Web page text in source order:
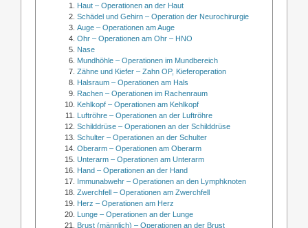
Haut – Operationen an der Haut
Schädel und Gehirn – Operation der Neurochirurgie
Auge – Operationen am Auge
Ohr – Operationen am Ohr – HNO
Nase
Mundhöhle – Operationen im Mundbereich
Zähne und Kiefer – Zahn OP, Kieferoperation
Halsraum – Operationen am Hals
Rachen – Operationen im Rachenraum
Kehlkopf – Operationen am Kehlkopf
Luftröhre – Operationen an der Luftröhre
Schilddrüse – Operationen an der Schilddrüse
Schulter – Operationen an der Schulter
Oberarm – Operationen am Oberarm
Unterarm – Operationen am Unterarm
Hand – Operationen an der Hand
Immunabwehr – Operationen an den Lymphknoten
Zwerchfell – Operationen am Zwerchfell
Herz – Operationen am Herz
Lunge – Operationen an der Lunge
Brust (männlich) – Operationen an der Brust